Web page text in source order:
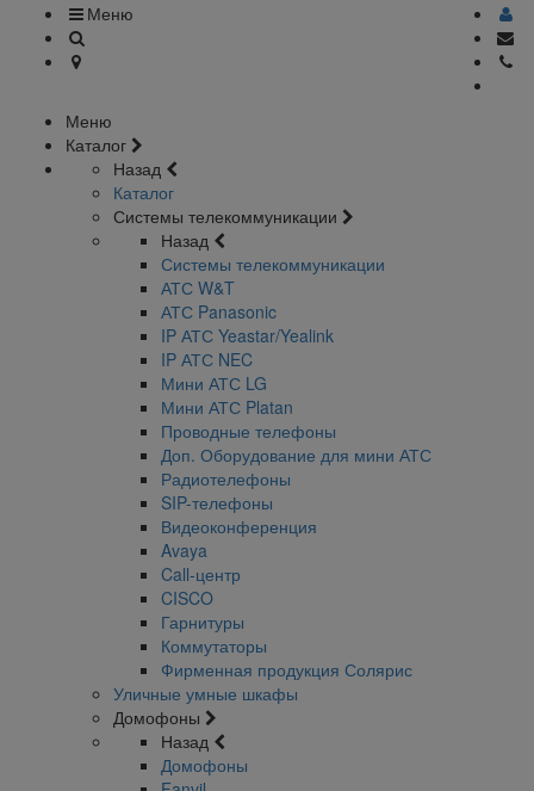
Меню
Меню
Каталог
Назад
Каталог
Системы телекоммуникации
Назад
Системы телекоммуникации
АТС W&T
АТС Panasonic
IP АТС Yeastar/Yealink
IP АТС NEC
Мини АТС LG
Мини АТС Platan
Проводные телефоны
Доп. Оборудование для мини АТС
Радиотелефоны
SIP-телефоны
Видеоконференция
Avaya
Call-центр
CISCO
Гарнитуры
Коммутаторы
Фирменная продукция Солярис
Уличные умные шкафы
Домофоны
Назад
Домофоны